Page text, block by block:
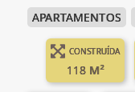
APARTAMENTOS
CONSTRUÍDA
118 M²